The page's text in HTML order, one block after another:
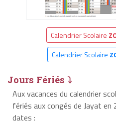
Calendrier Scolaire
Calendrier Scolaire
Jours Fériés ⤵
Aux vacances du calendrier
fériés aux congés de Jayat
dates :